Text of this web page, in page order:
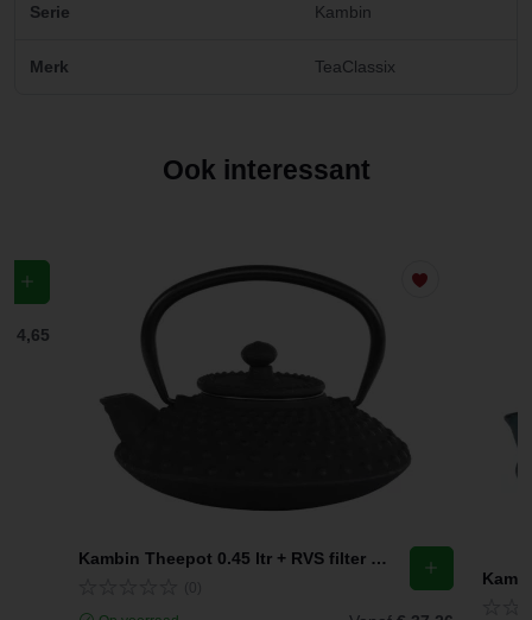
Serie Kambin
Merk TeaClassix
Ook interessant
€ 4,65
Kambin Theepot 0.45 ltr + RVS filter Zwart